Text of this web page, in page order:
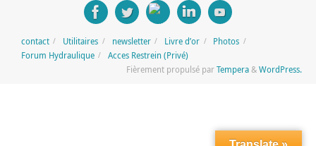
contact Utilitaires newsletter Livre d’or
Photos
Forum Hydraulique
Acces Restrein (Privé)
Fièrement propulsé parTempera&WordPress.